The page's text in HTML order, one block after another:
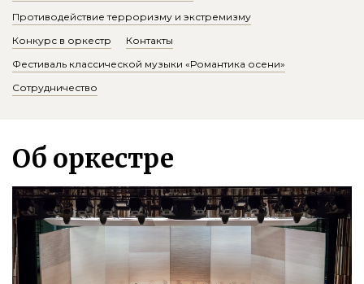
Противодействие терроризму и экстремизму
Конкурс в оркестр
Контакты
Фестиваль классической музыки «Романтика осени»
Сотрудничество
Об оркестре